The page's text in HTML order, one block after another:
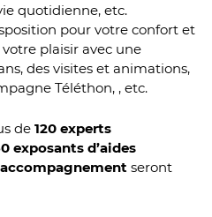
quotidienne, etc.
pour votre confort et
plaisir avec une
des visites et animations,
Téléthon, , etc.
de 120 experts
exposants d’aides
seront